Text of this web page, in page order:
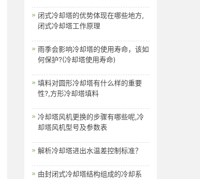
闭式冷却塔的优势体现在哪些地方,
闭式冷却塔工作原理
雨季会影响冷却塔的使用寿命，该如
何保护?(冷却塔使用寿命)
填料对圆形冷却塔有什么样的重要
性?,方形冷却塔填料
冷却塔风机更换的步骤有哪些呢,冷
却塔风机型号及参数表
解析冷却塔进出水温差控制标准？
由封闭式冷却塔结构组成的冷却系